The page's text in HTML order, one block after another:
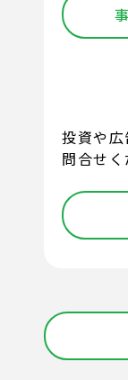
投資や
問合せく